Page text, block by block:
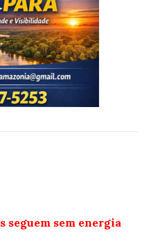
seguem sem energia